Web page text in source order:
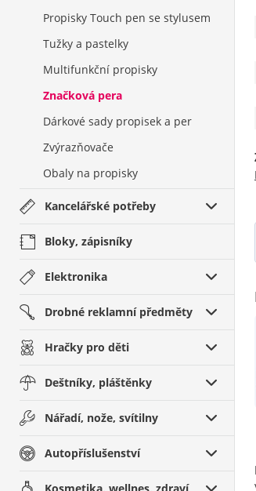
Propisky Touch pen se stylusem
Tužky a pastelky
Multifunkční propisky
Značková pera
Dárkové sady propisek a per
Zvýrazňovače
Obaly na propisky
Kancelářské potřeby
Bloky, zápisníky
Elektronika
Drobné reklamní předměty
Hračky pro děti
Deštníky, pláštěnky
Nářadí, nože, svítilny
Autopříslušenství